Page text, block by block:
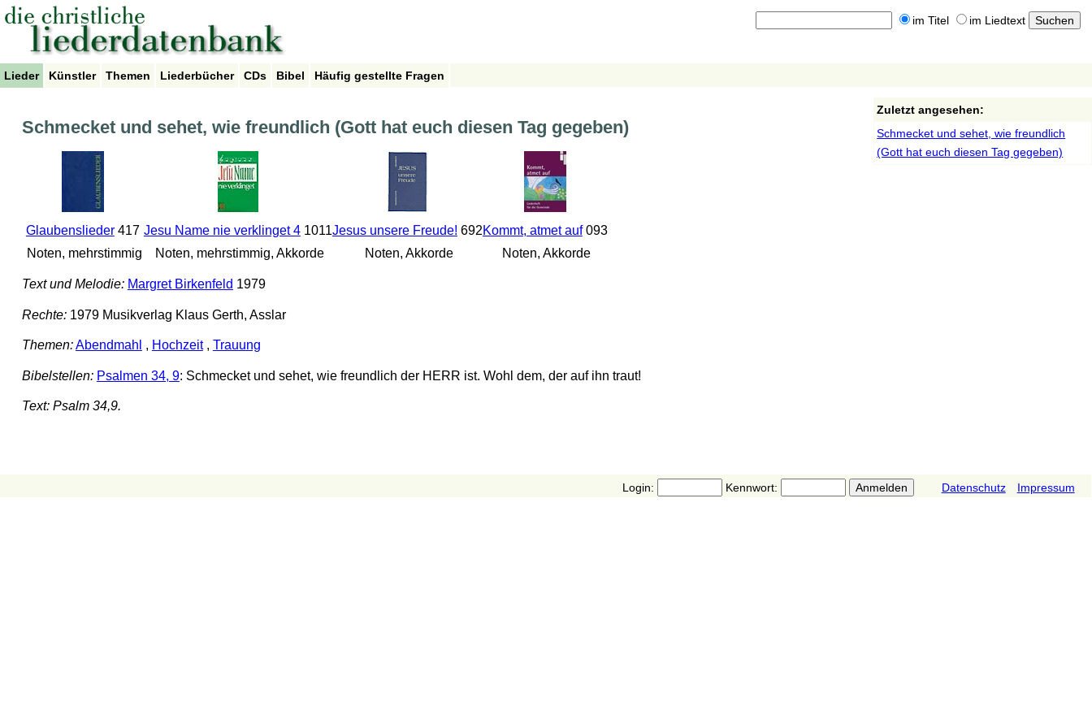
im Titel im Liedtext
Lieder Künstler Themen Liederbücher CDs Bibel Häufig gestellte Fragen
Schmecket und sehet, wie freundlich (Gott hat euch diesen Tag gegeben)
Glaubenslieder417
Noten, mehrstimmig
Jesu Name nie verklinget 41011
Noten, mehrstimmig, Akkorde
Jesus unsere Freude! 692
Noten, Akkorde
Kommt, atmet auf093
Noten, Akkorde
Text und Melodie: Margret Birkenfeld 1979
Rechte:1979 Musikverlag Klaus Gerth, Asslar
Themen:Abendmahl , Hochzeit, Trauung
Bibelstellen: Psalmen 34, 9: Schmecket und sehet, wie freundlich der HERR ist. Wohl dem, der auf ihn traut!
Text: Psalm 34,9.
Zuletzt angesehen:
Schmecket und sehet, wie freundlich
(Gott hat euch diesen Tag gegeben)
Login: Kennwort: Datenschutz Impressum